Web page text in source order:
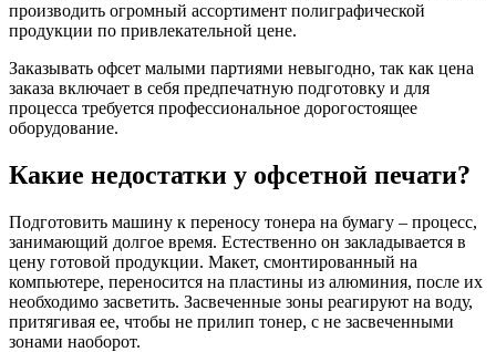
производить огромный ассортимент полиграфической
продукции по привлекательной цене.
Заказывать офсет малыми партиями невыгодно, так как цена
заказа включает в себя предпечатную подготовку и для
процесса требуется профессиональное дорогостоящее
оборудование.
Какие недостатки у офсетной печати?
Подготовить машину к переносу тонера на бумагу – процесс,
занимающий долгое время. Естественно он закладывается в
цену готовой продукции. Макет, смонтированный на
компьютере, переносится на пластины из алюминия, после их
необходимо засветить. Засвеченные зоны реагируют на воду,
притягивая ее, чтобы не прилип тонер, с не засвеченными
зонами наоборот.